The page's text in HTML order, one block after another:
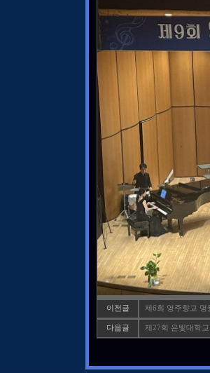
이전글 제6회 영주향교 명
다음글 제27회 은빛대학